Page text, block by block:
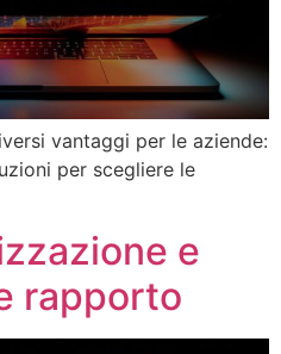
vantaggi per le aziende:
per scegliere le
e
rapporto